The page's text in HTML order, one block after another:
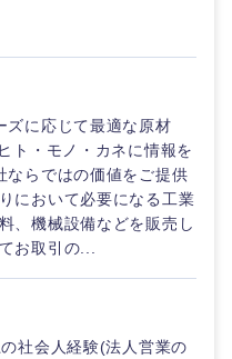
和歌山県
ズに応じて最適な原材
ト・モノ・カネに情報を
ならではの価値をご提供
において必要になる工業
、機械設備などを販売し
お取引の...
社会人経験(法人営業の